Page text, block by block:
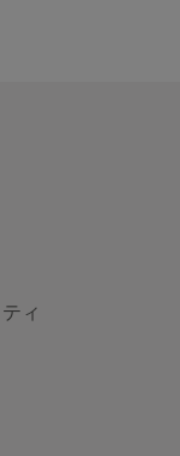
ィ